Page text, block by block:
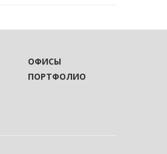
ОФИСЫ
ПОРТФОЛИО